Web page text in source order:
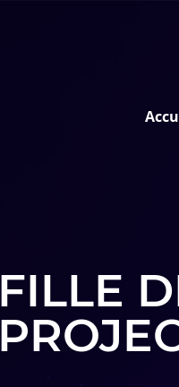
FILLE